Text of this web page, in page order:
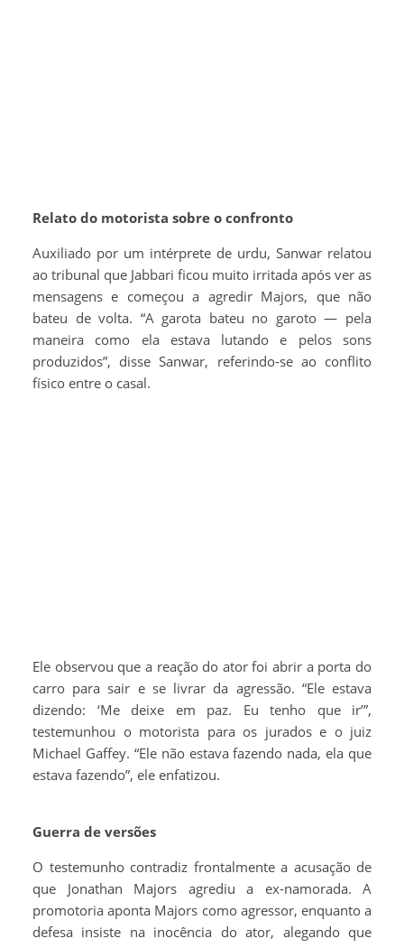
Relato do motorista sobre o confronto
Auxiliado por um intérprete de urdu, Sanwar relatou
ao tribunal que Jabbari ficou muito irritada após ver as
mensagens e começou a agredir Majors, que não
bateu de volta. “A garota bateu no garoto — pela
maneira como ela estava lutando e pelos sons
produzidos”, disse Sanwar, referindo-se ao conflito
físico entre o casal.
Ele observou que a reação do ator foi abrir a porta do
carro para sair e se livrar da agressão. “Ele estava
dizendo: ‘Me deixe em paz. Eu tenho que ir’”,
testemunhou o motorista para os jurados e o juiz
Michael Gaffey. “Ele não estava fazendo nada, ela que
estava fazendo”, ele enfatizou.
Guerra de versões
O testemunho contradiz frontalmente a acusação de
que Jonathan Majors agrediu a ex-namorada. A
promotoria aponta Majors como agressor, enquanto a
defesa insiste na inocência do ator, alegando que